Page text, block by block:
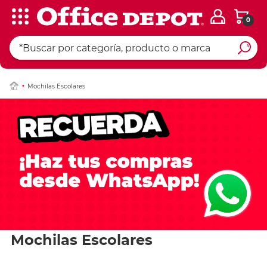
0
Mochilas Escolares
Mochilas Escolares